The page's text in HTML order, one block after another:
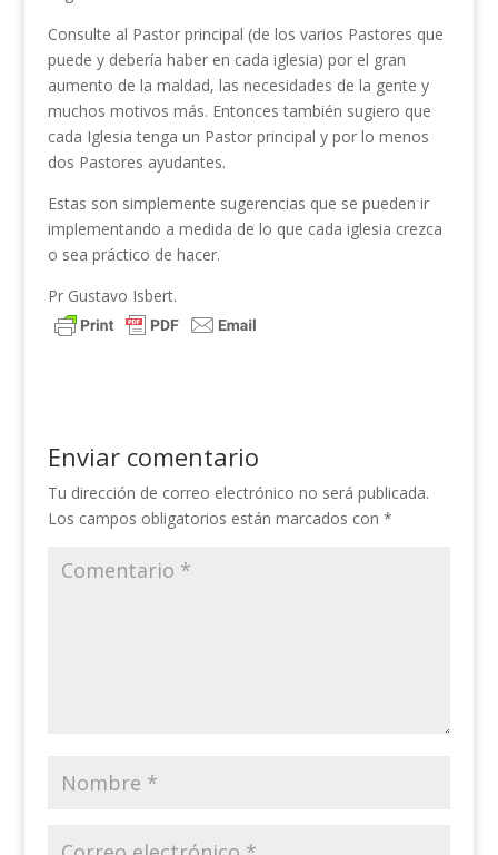
Consulte al Pastor principal (de los varios Pastores que
puede y debería haber en cada iglesia) por el gran
aumento de la maldad, las necesidades de la gente y
muchos motivos más. Entonces también sugiero que
cada Iglesia tenga un Pastor principal y por lo menos
dos Pastores ayudantes.
Estas son simplemente sugerencias que se pueden ir
implementando a medida de lo que cada iglesia crezca
o sea práctico de hacer.
Pr Gustavo Isbert.
Enviar comentario
Tu dirección de correo electrónico no será publicada.
Los campos obligatorios están marcados con *